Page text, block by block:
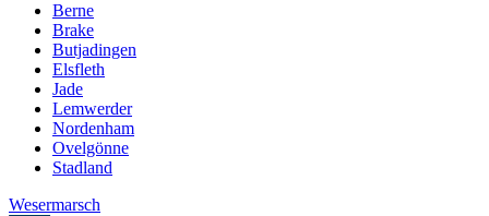
Berne
Brake
Butjadingen
Elsfleth
Jade
Lemwerder
Nordenham
Ovelgönne
Stadland
Wesermarsch